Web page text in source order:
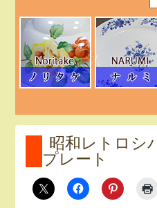
昭和レトロシ
プレート